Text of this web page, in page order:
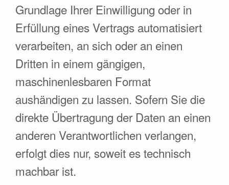
Grundlage Ihrer Einwilligung oder in
Erfüllung eines Vertrags automatisiert
verarbeiten, an sich oder an einen
Dritten in einem gängigen,
maschinenlesbaren Format
aushändigen zu lassen. Sofern Sie die
direkte Übertragung der Daten an einen
anderen Verantwortlichen verlangen,
erfolgt dies nur, soweit es technisch
machbar ist.